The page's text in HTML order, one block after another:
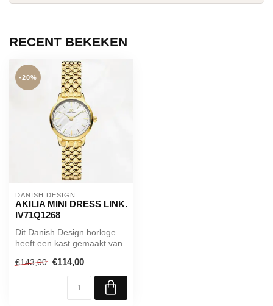
RECENT BEKEKEN
-20%
DANISH DESIGN
AKILIA MINI DRESS LINK.
IV71Q1268
Dit Danish Design horloge
heeft een kast gemaakt van
diam...
€143,00 €114,00